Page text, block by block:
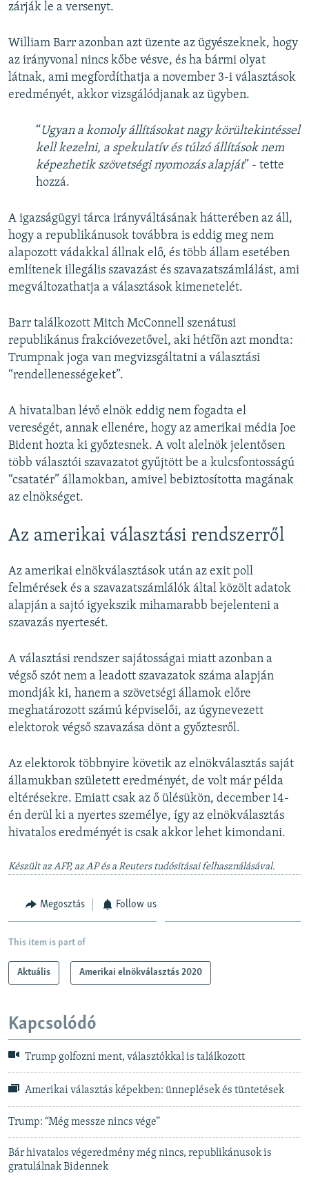
zárják le a versenyt.
William Barr azonban azt üzente az ügyészeknek, hogy
az irányvonal nincs kőbe vésve, és ha bármi olyat
látnak, ami megfordíthatja a november 3-i választások
eredményét, akkor vizsgálódjanak az ügyben.
“Ugyan a komoly állításokat nagy körültekintéssel
kell kezelni, a spekulatív és túlzó állítások nem
képezhetik szövetségi nyomozás alapját” - tette
hozzá.
A igazságügyi tárca irányváltásának hátterében az áll,
hogy a republikánusok továbbra is eddig meg nem
alapozott vádakkal állnak elő, és több állam esetében
említenek illegális szavazást és szavazatszámlálást, ami
megváltozathatja a választások kimenetelét.
Barr találkozott Mitch McConnell szenátusi
republikánus frakcióvezetővel, aki hétfőn azt mondta:
Trumpnak joga van megvizsgáltatni a választási
“rendellenességeket”.
A hivatalban lévő elnök eddig nem fogadta el
vereségét, annak ellenére, hogy az amerikai média Joe
Bident hozta ki győztesnek. A volt alelnök jelentősen
több választói szavazatot gyűjtött be a kulcsfontosságú
“csatatér” államokban, amivel bebiztosította magának
az elnökséget.
Az amerikai választási rendszerről
Az amerikai elnökválasztások után az exit poll
felmérések és a szavazatszámlálók által közölt adatok
alapján a sajtó igyekszik mihamarabb bejelenteni a
szavazás nyertesét.
A választási rendszer sajátosságai miatt azonban a
végső szót nem a leadott szavazatok száma alapján
mondják ki, hanem a szövetségi államok előre
meghatározott számú képviselői, az úgynevezett
elektorok végső szavazása dönt a győztesről.
Az elektorok többnyire követik az elnökválasztás saját
államukban született eredményét, de volt már példa
eltérésekre. Emiatt csak az ő ülésükön, december 14-
én derül ki a nyertes személye, így az elnökválasztás
hivatalos eredményét is csak akkor lehet kimondani.
Készült az AFP, az AP és a Reuters tudósításai felhasználásával.
Megosztás Follow us
This item is part of
Aktuális Amerikai elnökválasztás 2020
Kapcsolódó
Trump golfozni ment, választókkal is találkozott
Amerikai választás képekben: ünneplések és tüntetések
Trump: “Még messze nincs vége”
Bár hivatalos végeredmény még nincs, republikánusok is
gratulálnak Bidennek